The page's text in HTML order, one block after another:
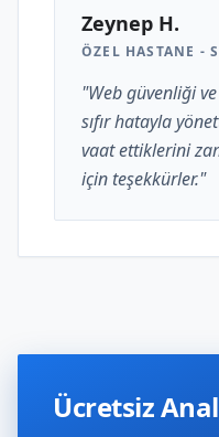
Zeynep H.
ÖZEL HASTANE -
"Web güvenliği
sıfır hatayla
vaat ettiklerini
için teşekkürler."
Ücretsiz